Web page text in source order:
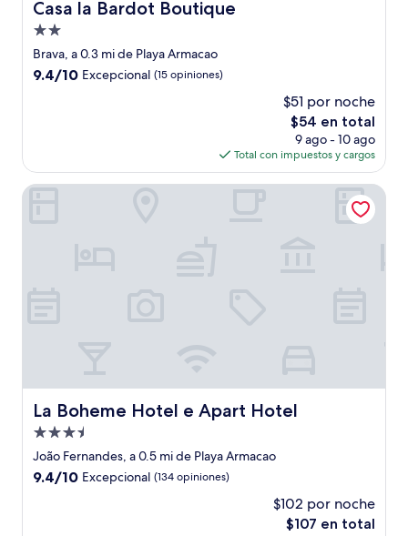
Casa la Bardot Boutique
Casa la Bardot Boutique
Propiedad
de
2.0
Brava, a 0.3 mi de Playa Armacao
9.4
9.4/10 Excepcional (15 opiniones)
$51 por noche
El
precio
actual
es
de
$54 en total
9 ago - 10 ago
Total con impuestos y cargos
La Boheme Hotel e Apart Hotel
La Boheme Hotel e Apart Hotel
Propiedad
de
3.5
João Fernandes, a 0.5 mi de Playa Armacao
9.4
9.4/10 Excepcional (134 opiniones)
$102 por noche
El
$107 en total
La Boheme Hotel e Apart Hotel